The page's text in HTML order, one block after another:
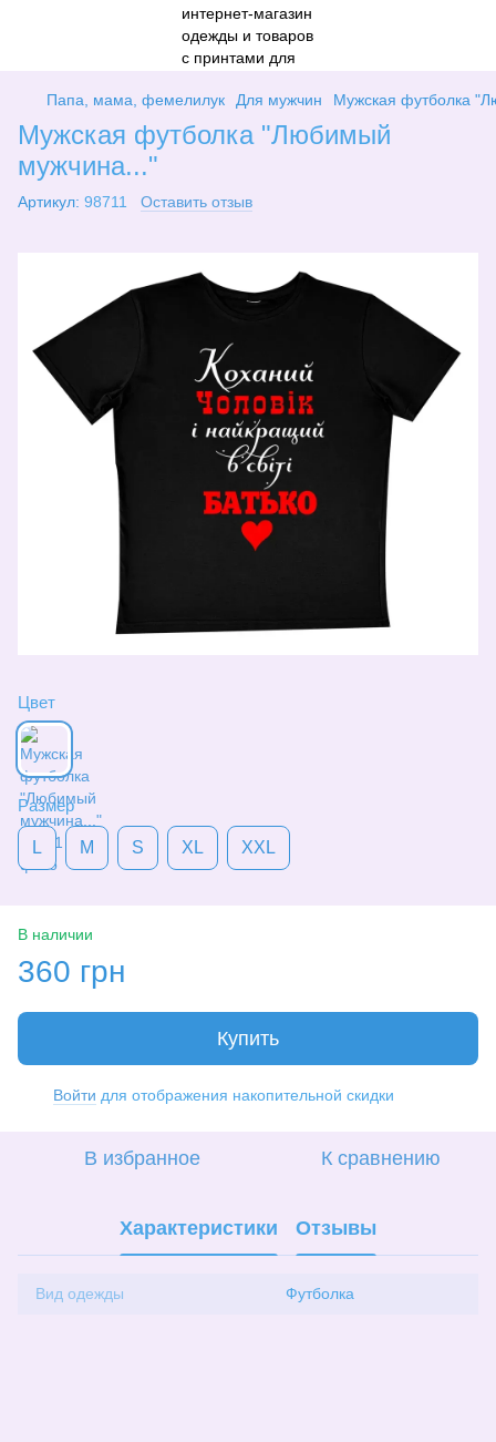
Папа, мама, фемелилук Для мужчин Мужская футболка
Мужская футболка "Любимый
мужчина..."
Артикул: 98711 Оставить отзыв
Цвет
Размер
L M S XL XXL
В наличии
360 грн
Купить
Войти для отображения накопительной скидки
В избранное К сравнению
Характеристики Отзывы
Вид одежды Футболка